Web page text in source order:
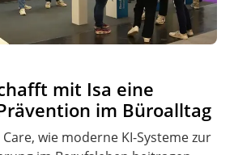
mit Isa eine
im Büroalltag
wie moderne KI-Systeme zur